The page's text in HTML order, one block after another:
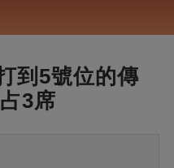
到5號位的傳
3席